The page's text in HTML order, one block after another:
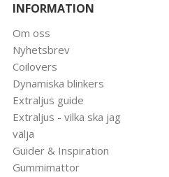
INFORMATION
Om oss
Nyhetsbrev
Coilovers
Dynamiska blinkers
Extraljus guide
Extraljus - vilka ska jag
välja
Guider & Inspiration
Gummimattor